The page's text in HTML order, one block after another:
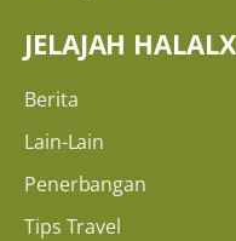
JELAJAH
Berita
Lain-Lain
Penerbangan
Tips Travel